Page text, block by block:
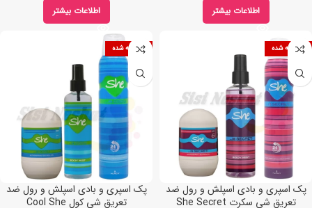
اطلاعات بیشتر اطلاعات بیشتر
فروخته شده
پک اسپری و بادی اسپلش و رول ضد
تعریق شی سکرت She Secret
فروخته شده
پک اسپری و بادی اسپلش و رول ضد
تعریق شی کول Cool She